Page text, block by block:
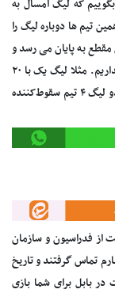
که لیگ امسال به
تیم ها دوباره لیگ را
به پایان می رسد و
ما صعود به لیگ برتر و یا لیگ یک هم داریم اما سقوط نداریم. مثلا لیگ یک با ۲۰
تیم، لیگ برتر با ۱۸ تیم آغاز شود اما در فصل آینده هر دو لیگ ۴ تیم سقوط‌کننده
فدراسیون و سازمان
تماس گرفتند و تاریخ
گفتند در تاریخ ۴ اردیبهشت در بابل برای شما بازی